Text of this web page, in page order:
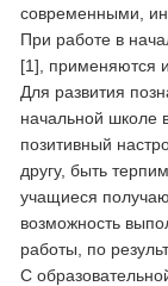
современными,
При работе в
[1], применяются
Для развития
начальной школе
позитивный
другу, быть
учащиеся
возможность
работы, по
С